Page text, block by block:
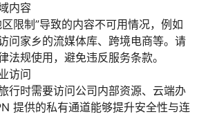
内容
限制”导致的内容不可用情况，例如
问家乡的流媒体库、跨境电商等。请
法规使用，避免违反服务条款。
访问
行时需要访问公司内部资源、云端办
提供的私有通道能够提升安全性与连